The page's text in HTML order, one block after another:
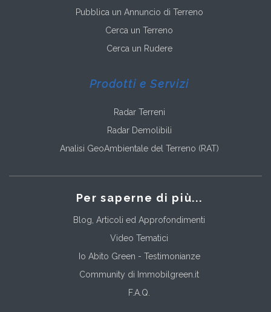
Pubblica un Annuncio di Terreno
Cerca un Terreno
Cerca un Rudere
Prodotti e Servizi
Radar Terreni
Radar Demolibili
Analisi GeoAmbientale del Terreno (RAT)
Per saperne di più...
Blog, Articoli ed Approfondimenti
Video Tematici
Io Abito Green - Testimonianze
Community di Immobilgreen.it
F.A.Q.